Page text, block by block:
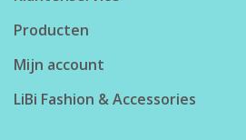
Producten
Mijn account
LiBi Fashion & Accessories